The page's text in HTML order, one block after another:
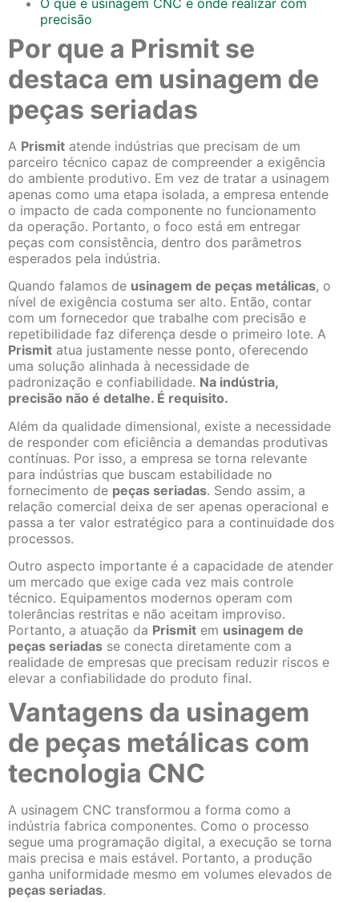
precisão
Por que a Prismit se
destaca em usinagem de
peças seriadas
A Prismit atende indústrias que precisam de um
parceiro técnico capaz de compreender a exigência
do ambiente produtivo. Em vez de tratar a usinagem
apenas como uma etapa isolada, a empresa entende
o impacto de cada componente no funcionamento
da operação. Portanto, o foco está em entregar
peças com consistência, dentro dos parâmetros
esperados pela indústria.
Quando falamos de usinagem de peças metálicas, o
nível de exigência costuma ser alto. Então, contar
com um fornecedor que trabalhe com precisão e
repetibilidade faz diferença desde o primeiro lote. A
Prismit atua justamente nesse ponto, oferecendo
uma solução alinhada à necessidade de
padronização e confiabilidade. Na indústria,
precisão não é detalhe. É requisito.
Além da qualidade dimensional, existe a necessidade
de responder com eficiência a demandas produtivas
contínuas. Por isso, a empresa se torna relevante
para indústrias que buscam estabilidade no
fornecimento de peças seriadas. Sendo assim, a
relação comercial deixa de ser apenas operacional e
passa a ter valor estratégico para a continuidade dos
processos.
Outro aspecto importante é a capacidade de atender
um mercado que exige cada vez mais controle
técnico. Equipamentos modernos operam com
tolerâncias restritas e não aceitam improviso.
Portanto, a atuação da Prismit em usinagem de
peças seriadas se conecta diretamente com a
realidade de empresas que precisam reduzir riscos e
elevar a confiabilidade do produto final.
Vantagens da usinagem
de peças metálicas com
tecnologia CNC
A usinagem CNC transformou a forma como a
indústria fabrica componentes. Como o processo
segue uma programação digital, a execução se torna
mais precisa e mais estável. Portanto, a produção
ganha uniformidade mesmo em volumes elevados de
peças seriadas.